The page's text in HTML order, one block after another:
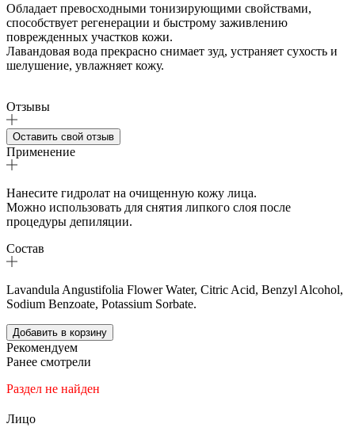
Обладает превосходными тонизирующими свойствами,
способствует регенерации и быстрому заживлению
поврежденных участков кожи.
Лавандовая вода прекрасно снимает зуд, устраняет сухость и
шелушение, увлажняет кожу.
Отзывы
Оставить свой отзыв
Применение
Нанесите гидролат на очищенную кожу лица.
Можно использовать для снятия липкого слоя после
процедуры депиляции.
Состав
Lavandula Angustifolia Flower Water, Citric Acid, Benzyl Alcohol,
Sodium Benzoate, Potassium Sorbate.
Добавить в корзину
Рекомендуем
Ранее смотрели
Раздел не найден
Лицо